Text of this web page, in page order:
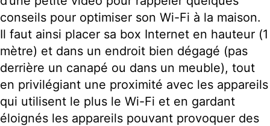
conseils pour optimiser son Wi-Fi à la maison.
Il faut ainsi placer sa box Internet en hauteur (1
mètre) et dans un endroit bien dégagé (pas
derrière un canapé ou dans un meuble), tout
en privilégiant une proximité avec les appareils
qui utilisent le plus le Wi-Fi et en gardant
éloignés les appareils pouvant provoquer des